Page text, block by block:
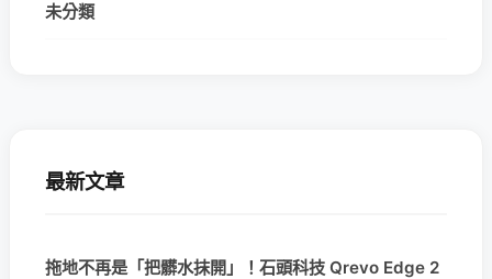
未分類
最新文章
拖地不再是「把髒水抹開」！石頭科技 Qrevo Edge 2